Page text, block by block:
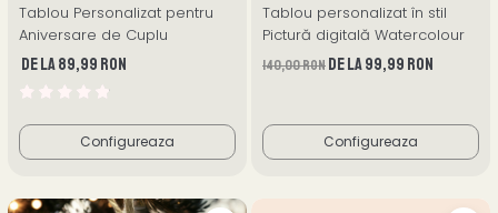
Tablou Personalizat pentru
Aniversare de Cuplu
de la 89,99 RON
Configureaza
Tablou personalizat în stil
Pictură digitală Watercolour
140,00 RONde la 99,99 RON
Configureaza